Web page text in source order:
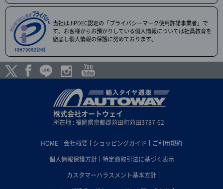
当社はJIPDEC認定の「プライバシーマーク使用許諾事業者」で
す。お客様からお預かりしている個人情報については社員教育を
徹底し個人情報の保護に努めております。
株式会社オートウェイ
所在地 : 福岡県京都郡苅田町苅田3787-62
HOME 会社概要 ショッピングガイド
ご利用規約
個人情報保護方針
特定商取引法に基づく表示
カスタマーハラスメント基本方針